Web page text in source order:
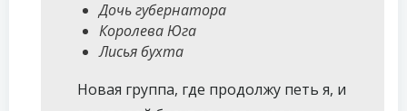
Дочь губернатора
Королева Юга
Лисья бухта
Новая группа, где продолжу петь я, и